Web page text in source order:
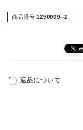
商品番号 1250009--2
返品について